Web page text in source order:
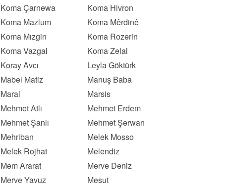
Koma Çarnewa
Koma Hivron
Koma Mazlum
Koma Mêrdinê
Koma Mızgin
Koma Rozerin
Koma Vazgal
Koma Zelal
Koray Avcı
Leyla Göktürk
Mabel Matiz
Manuş Baba
Maral
Marsis
Mehmet Atlı
Mehmet Erdem
Mehmet Şanlı
Mehmet Şerwan
Mehriban
Melek Mosso
Melek Rojhat
Melendiz
Mem Ararat
Merve Deniz
Merve Yavuz
Mesut